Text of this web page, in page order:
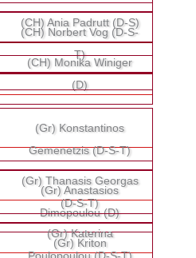
(CH) Norbert Vog (D-S-
T)
(CH) Ania Padrutt (D-S)
(CH) Monika Winiger
(D)
(Gr) Konstantinos
Gemenetzis (D-S-T)
(Gr) Anastasios
Dimopoulou (D)
(Gr) Thanasis Georgas
(D-S-T)
(Gr) Kriton
(Gr) Katerina